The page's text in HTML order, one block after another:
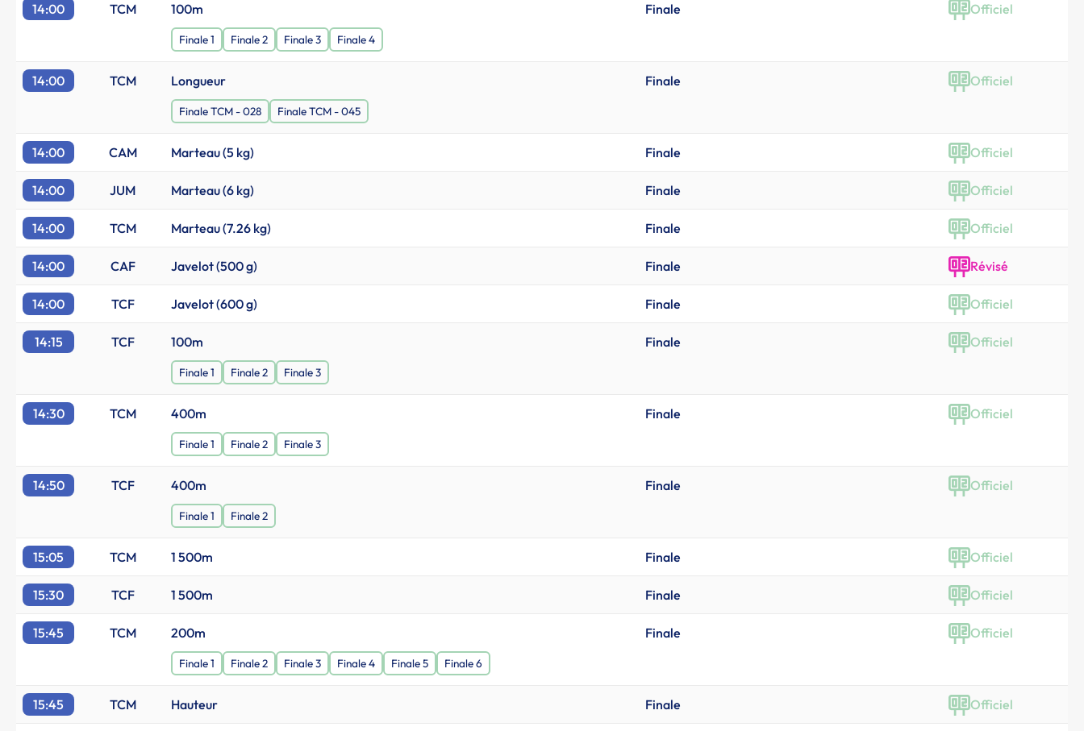
14:00 TCM 100m Finale Officiel
Finale 1 Finale 2 Finale 3 Finale 4
14:00 TCM Longueur Finale Officiel
Finale TCM - 028 Finale TCM - 045
14:00 CAM Marteau (5 kg) Finale Officiel
14:00 JUM Marteau (6 kg) Finale Officiel
14:00 TCM Marteau (7.26 kg) Finale Officiel
14:00 CAF Javelot (500 g) Finale Révisé
14:00 TCF Javelot (600 g) Finale Officiel
14:15 TCF 100m Finale Officiel
Finale 1 Finale 2 Finale 3
14:30 TCM 400m Finale Officiel
Finale 1 Finale 2 Finale 3
14:50 TCF 400m Finale Officiel
Finale 1 Finale 2
15:05 TCM 1 500m Finale Officiel
15:30 TCF 1 500m Finale Officiel
15:45 TCM 200m Finale Officiel
Finale 1 Finale 2 Finale 3 Finale 4 Finale 5 Finale 6
15:45 TCM Hauteur Finale Officiel